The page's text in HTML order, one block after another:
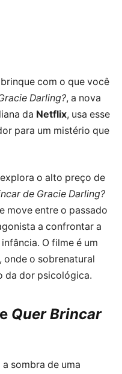
com o que você
Darling?, a nova
da Netflix, usa esse
para um mistério que
o alto preço de
de Gracie Darling?
move entre o passado
a confrontar a
O filme é um
onde o sobrenatural
da dor psicológica.
Quer Brincar
sombra de uma